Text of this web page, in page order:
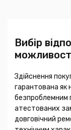
Вибір
Здійснення
гарантована як
безпроблемним
атестованих
довговічний